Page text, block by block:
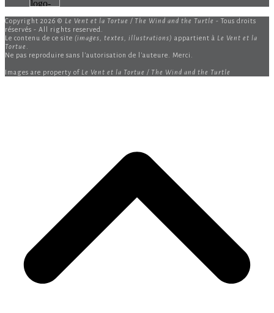
Copyright 2026 © Le Vent et la Tortue / The Wind and the Turtle - Tous droits
réservés - All rights reserved.
Le contenu de ce site (images, textes, illustrations) appartient à Le Vent et la
Tortue
Ne pas reproduire sans l'autorisation de l'auteure. Merci.
Images are property of Le Vent et la Tortue / The Wind and the Turtle